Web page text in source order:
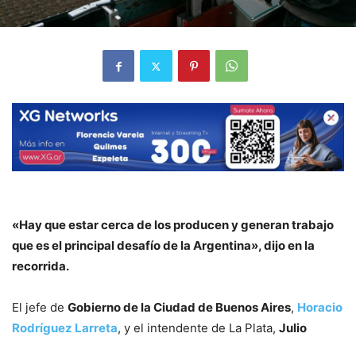
«Hay que estar cerca de los producen y generan trabajo
que es el principal desafío de la Argentina», dijo en la
recorrida.
El jefe de Gobierno de la Ciudad de Buenos Aires, Horacio
Rodríguez Larreta, y el intendente de La Plata, Julio